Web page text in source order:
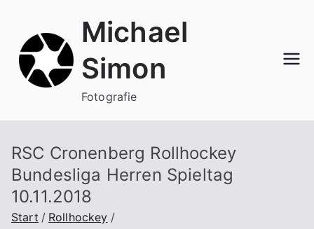
springen
Michael
Simon
Fotografie
RSC Cronenberg Rollhockey
Bundesliga Herren Spieltag
10.11.2018
Start
Rollhockey